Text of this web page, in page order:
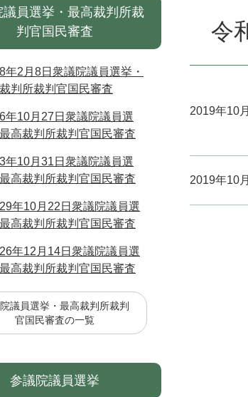
令
2019年10
2019年10
議員選挙・最高裁判所裁
判官国民審査
年2月8日衆議院議員選挙・
判所裁判官国民審査
年10月27日衆議院議員選
高裁判所裁判官国民審査
年10月31日衆議院議員選
高裁判所裁判官国民審査
年10月22日衆議院議員選
高裁判所裁判官国民審査
年12月14日衆議院議員選
高裁判所裁判官国民審査
議員選挙・最高裁判所裁判
官国民審査の一覧
参議院議員選挙